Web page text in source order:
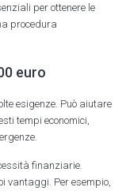
per ottenere le
procedura
euro
esigenze. Può aiutare
tempi economici,
finanziarie.
vantaggi. Per esempio,